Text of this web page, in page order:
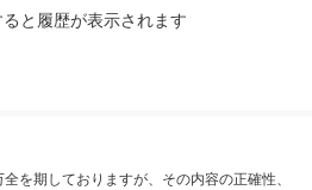
と履歴が表示されます
を期しておりますが、その内容の正確性、